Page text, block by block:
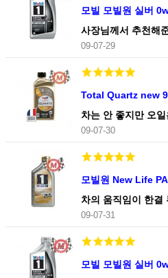
모빌 모빌원 실버
09-07-29
Total Quartz new
차는 안 좋지만 오
09-07-30
모빌원 New Life
차의 움직임이 한결
09-07-31
모빌 모빌원 실버